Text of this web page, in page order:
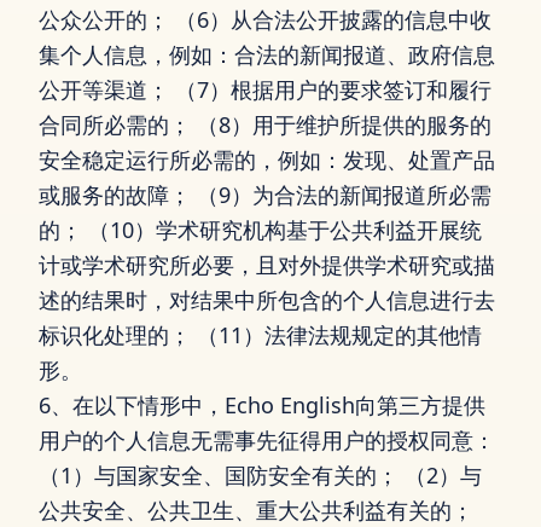
公众公开的； （6）从合法公开披露的信息中收
集个人信息，例如：合法的新闻报道、政府信息
公开等渠道； （7）根据用户的要求签订和履行
合同所必需的； （8）用于维护所提供的服务的
安全稳定运行所必需的，例如：发现、处置产品
或服务的故障； （9）为合法的新闻报道所必需
的； （10）学术研究机构基于公共利益开展统
计或学术研究所必要，且对外提供学术研究或描
述的结果时，对结果中所包含的个人信息进行去
标识化处理的； （11）法律法规规定的其他情
形。
6、在以下情形中，Echo English向第三方提供
用户的个人信息无需事先征得用户的授权同意：
（1）与国家安全、国防安全有关的； （2）与
公共安全、公共卫生、重大公共利益有关的；